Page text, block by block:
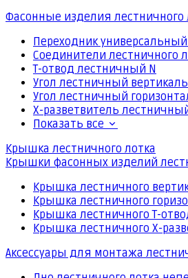
Фасонные изделия лестничного
Переходник универсальный
Соединители лестничного
Т-отвод лестничный N
Угол лестничный
Угол лестничный
Х-разветвитель
Показать все
Крышка лестничного лотка
Крышки фасонных изделий
Крышка лестничного
Крышка лестничного
Крышка лестничного Т-
Крышка лестничного Х-
Аксессуары для монтажа